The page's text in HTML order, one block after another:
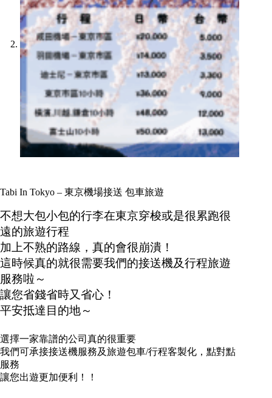
Tabi In Tokyo – 東京機場接送 包車旅遊
不想大包小包的行李在東京穿梭或是很累跑很
遠的旅遊行程
加上不熟的路線，真的會很崩潰！
這時候真的就很需要我們的接送機及行程旅遊
服務啦～
讓您省錢省時又省心！
平安抵達目的地～
選擇一家靠譜的公司真的很重要
我們可承接接送機服務及旅遊包車/行程客製化，點對點
服務
讓您出遊更加便利！！